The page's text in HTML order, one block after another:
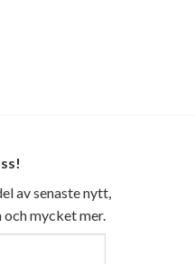
av senaste nytt,
mycket mer.